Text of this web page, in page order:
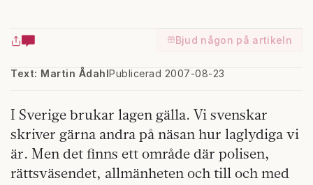
Bjud någon på artikeln
Text: Martin ÅdahlPublicerad 2007-08-23
I Sverige brukar lagen gälla. Vi svenskar
skriver gärna andra på näsan hur laglydiga vi
är. Men det finns ett område där polisen,
rättsväsendet, allmänheten och till och med